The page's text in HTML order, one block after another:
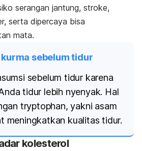
serangan jantung, stroke,
serta dipercaya bisa
mata.
sebelum tidur
sebelum tidur karena
tidur lebih nyenyak. Hal
tryptophan, yakni asam
meningkatkan kualitas tidur.
kolesterol